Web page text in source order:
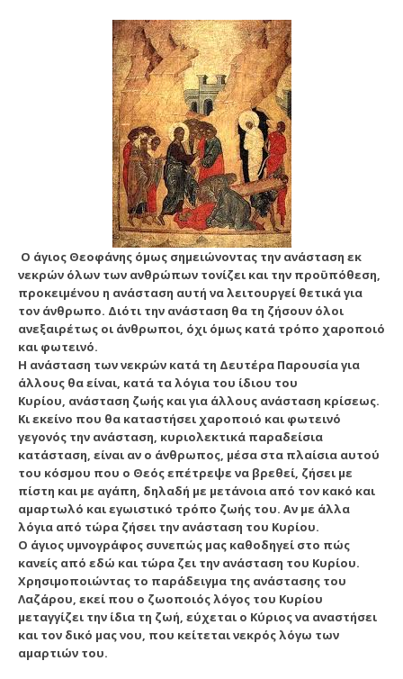
Ο άγιος Θεοφάνης όμως σημειώνοντας την ανάσταση εκ
νεκρών όλων των ανθρώπων τονίζει και την προϋπόθεση,
προκειμένου η ανάσταση αυτή να λειτουργεί θετικά για
τον άνθρωπο. Διότι την ανάσταση θα τη ζήσουν όλοι
ανεξαιρέτως οι άνθρωποι, όχι όμως κατά τρόπο χαροποιό
και φωτεινό.
Η ανάσταση των νεκρών κατά τη Δευτέρα Παρουσία για
άλλους θα είναι, κατά τα λόγια του ίδιου του
Κυρίου, ανάσταση ζωής και για άλλους ανάσταση κρίσεως.
Κι εκείνο που θα καταστήσει χαροποιό και φωτεινό
γεγονός την ανάσταση, κυριολεκτικά παραδείσια
κατάσταση, είναι αν ο άνθρωπος, μέσα στα πλαίσια αυτού
του κόσμου που ο Θεός επέτρεψε να βρεθεί, ζήσει με
πίστη και με αγάπη, δηλαδή με μετάνοια από τον κακό και
αμαρτωλό και εγωιστικό τρόπο ζωής του. Αν με άλλα
λόγια από τώρα ζήσει την ανάσταση του Κυρίου.
Ο άγιος υμνογράφος συνεπώς μας καθοδηγεί στο πώς
κανείς από εδώ και τώρα ζει την ανάσταση του Κυρίου.
Χρησιμοποιώντας το παράδειγμα της ανάστασης του
Λαζάρου, εκεί που ο ζωοποιός λόγος του Κυρίου
μεταγγίζει την ίδια τη ζωή, εύχεται ο Κύριος να αναστήσει
και τον δικό μας νου, που κείτεται νεκρός λόγω των
αμαρτιών του.